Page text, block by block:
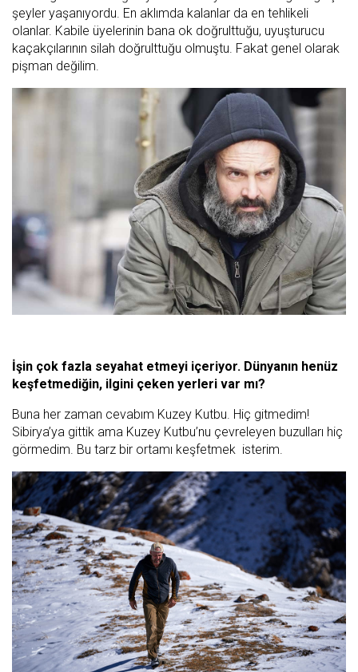
şeyler yaşanıyordu. En aklımda kalanlar da en tehlikeli
olanlar. Kabile üyelerinin bana ok doğrulttuğu, uyuşturucu
kaçakçılarının silah doğrulttuğu olmuştu. Fakat genel olarak
pişman değilim.
İşin çok fazla seyahat etmeyi içeriyor. Dünyanın henüz
keşfetmediğin, ilgini çeken yerleri var mı?
Buna her zaman cevabım Kuzey Kutbu. Hiç gitmedim!
Sibirya’ya gittik ama Kuzey Kutbu’nu çevreleyen buzulları hiç
görmedim. Bu tarz bir ortamı keşfetmek isterim.